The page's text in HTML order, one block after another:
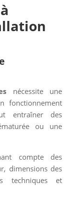
nécessite une
fonctionnement
entraîner des
ou une
compte des
dimensions des
techniques et